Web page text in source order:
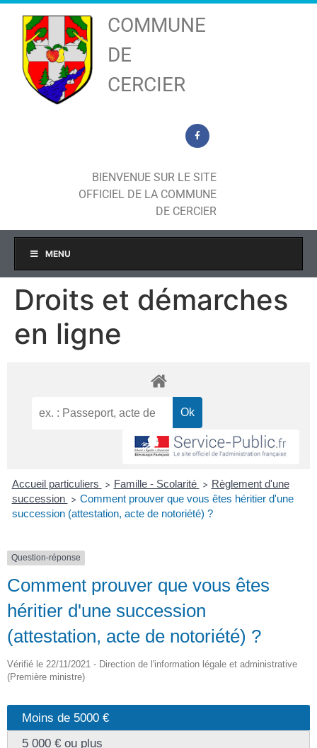
COMMUNE
DE
CERCIER
BIENVENUE SUR LE SITE
OFFICIEL DE LA COMMUNE
DE CERCIER
MENU
Droits et démarches
en ligne
Accueil particuliers > Famille - Scolarité > Règlement d'une
succession > Comment prouver que vous êtes héritier d'une
succession (attestation, acte de notoriété) ?
Question-réponse
Comment prouver que vous êtes
héritier d'une succession
(attestation, acte de notoriété) ?
Vérifié le 22/11/2021 - Direction de l'information légale et administrative
(Première ministre)
Moins de 5000 €
5 000 € ou plus